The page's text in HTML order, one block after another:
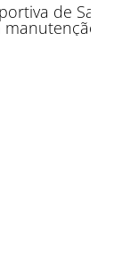
de Santa